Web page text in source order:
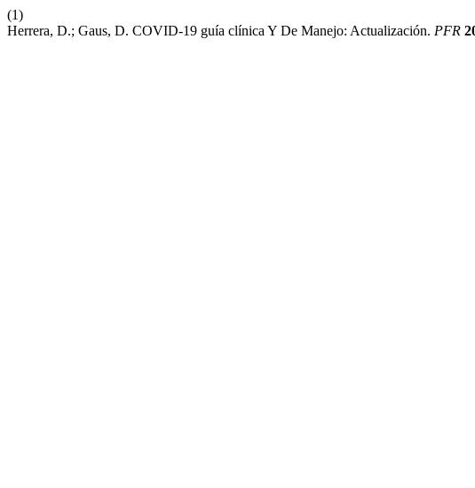
(1)
Herrera, D.; Gaus, D. COVID-19 guía clínica Y De Manejo: Actualización. PFR